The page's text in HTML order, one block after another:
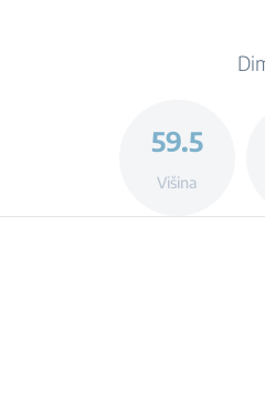
59.5
Višina